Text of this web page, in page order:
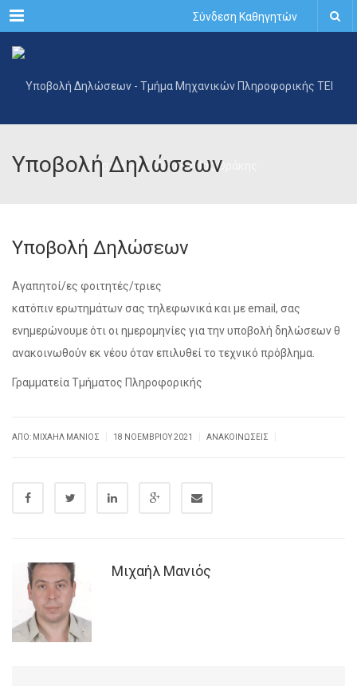
Menu Σύνδεση Καθηγητών
Υποβολή Δηλώσεων
Υποβολή Δηλώσεων
Αγαπητοί/ες φοιτητές/τριες
κατόπιν ερωτημάτων σας τηλεφωνικά και με email, σας
ενημερώνουμε ότι οι ημερομηνίες για την υποβολή δηλώσεων θ
ανακοινωθούν εκ νέου όταν επιλυθεί το τεχνικό πρόβλημα.
Γραμματεία Τμήματος Πληροφορικής
ΑΠΌ: ΜΙΧΑΉΛ ΜΑΝΙΌΣ 18 ΝΟΕΜΒΡΊΟΥ 2021 ΑΝΑΚΟΙΝΏΣΕΙΣ
Μιχαήλ Μανιός